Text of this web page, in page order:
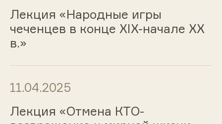
Лекция «Народные игры
чеченцев в конце XIX-начале XX
в.»
11.04.2025
Лекция «Отмена КТО-